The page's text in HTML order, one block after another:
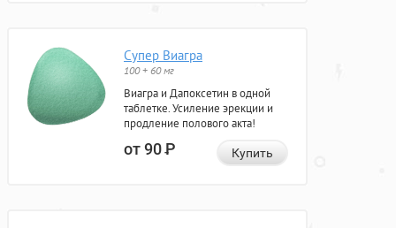
Супер Виагра
100 + 60 мг
Виагра и Дапоксетин в одной
таблетке. Усиление эрекции и
продление полового акта!
от 90Р Купить